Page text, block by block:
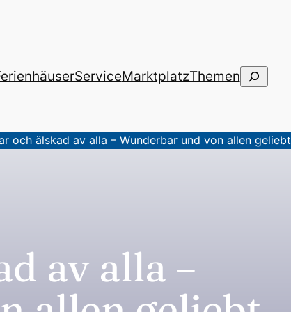
ServiceMarktplatzThemenSuchen
och älskad av alla – Wunderbar und von allen geliebt
av alla –